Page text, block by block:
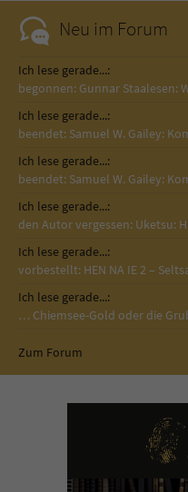
Neu im Forum
Ich lese gerade...:
begonnen: Gunnar Staalesen:
Ich lese gerade...:
beendet: Samuel W. Gailey:
Ich lese gerade...:
beendet: Samuel W. Gailey:
Ich lese gerade...:
den Autor vergessen: Uketsu:
Ich lese gerade...:
vorbestellt: HEN NA IE 2 –
Ich lese gerade...:
… Chiemsee-Gold oder die
Zum Forum